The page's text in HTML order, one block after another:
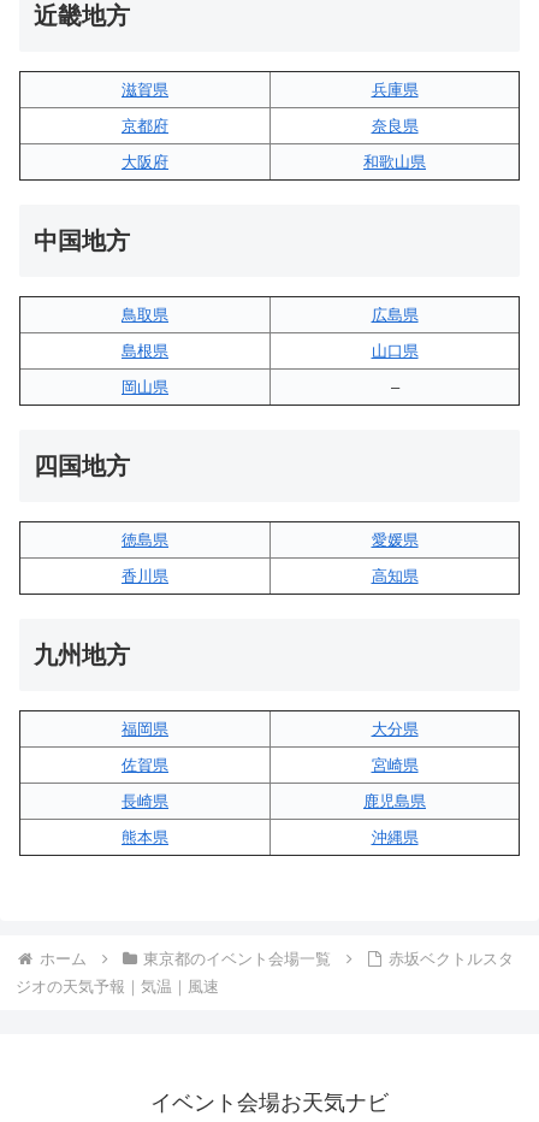
近畿地方
滋賀県
兵庫県
京都府
奈良県
大阪府
和歌山県
中国地方
鳥取県
広島県
島根県
山口県
岡山県
–
四国地方
徳島県
愛媛県
香川県
高知県
九州地方
福岡県
大分県
佐賀県
宮崎県
長崎県
鹿児島県
熊本県
沖縄県
ホーム 東京都のイベント会場一覧
赤坂ベクトルスタ
ジオの天気予報｜気温｜風速
イベント会場お天気ナビ